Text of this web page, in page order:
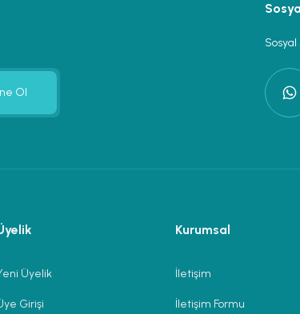
Ol
Sosyal
Üyelik
Girişi
Kurumsal
İletişim
İletişim Formu